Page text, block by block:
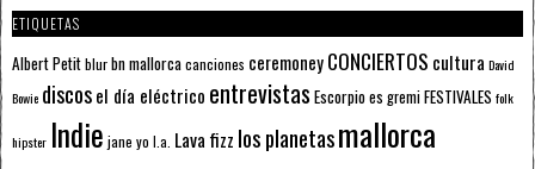
ETIQUETAS
Albert Petitblurbn mallorcacanciones ceremoneyCONCIERTOS cultura David
Bowie discosel día eléctrico entrevistas Escorpioes gremiFESTIVALES folk
hipster Indie jane yo l.a. Lava fizz los planetasmallorca